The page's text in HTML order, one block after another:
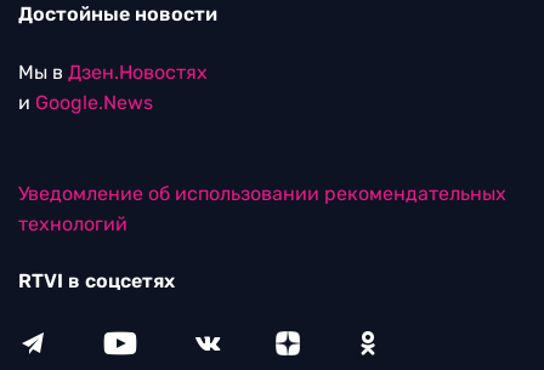
Достойные новости
Мы в Дзен.Новостях
и Google.News
Уведомление об использовании рекомендательных
технологий
RTVI в соцсетях